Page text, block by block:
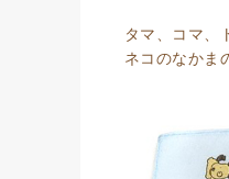
タマ、コマ、
ネコのなかま